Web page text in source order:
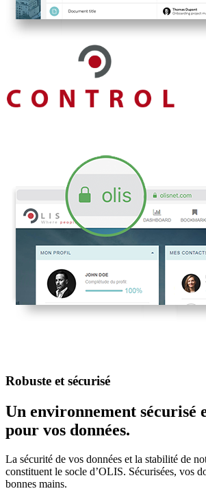
Robuste et sécurisé
Un environnement sécurisé
pour vos données.
La sécurité de vos données et la stabilité de
constituent le socle d’OLIS. Sécurisées, vos
bonnes mains.